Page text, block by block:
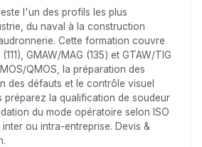
l'un des profils les plus
du naval à la construction
Cette formation couvre
GMAW/MAG (135) et GTAW/TIG
QMOS, la préparation des
des défauts et le contrôle visuel
préparez la qualification de soudeur
du mode opératoire selon ISO
inter ou intra-entreprise. Devis &